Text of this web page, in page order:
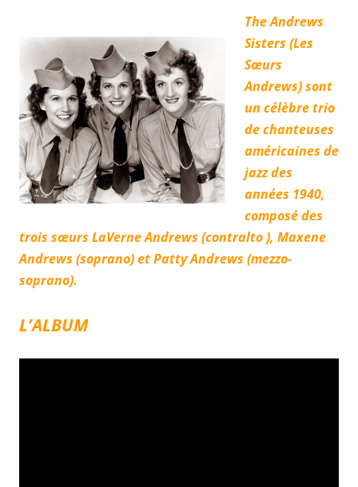
The Andrews
Sisters (Les
Sœurs
Andrews) sont
un célèbre trio
de chanteuses
américaines de
jazz des
années 1940,
composé des
trois sœurs LaVerne Andrews (contralto ), Maxene
Andrews (soprano) et Patty Andrews (mezzo-
soprano).
L’ALBUM